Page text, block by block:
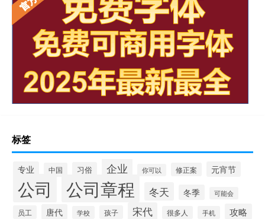
标签
专业 中国 习俗 企业 你可以 修正案 元宵节
公司 公司章程 冬天 冬季 可能会
员工 唐代 学校 孩子 宋代 很多人 手机 攻略